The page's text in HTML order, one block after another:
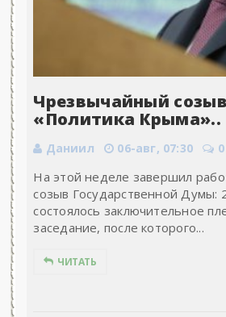
Чрезвычайный
«Политика Крыма»..
Даниил 06-авг, 07:30 0
На этой неделе завершил
созыв Государственной Думы:
состоялось заключительное
заседание, после которого...
ЧИТАТЬ